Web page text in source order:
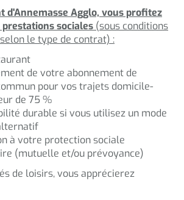
d'Annemasse Agglo, vous profitez
sociales (sous conditions
le type de contrat) :
de votre abonnement de
pour vos trajets domicile-
de 75 %
durable si vous utilisez un mode
à votre protection sociale
(mutuelle et/ou prévoyance)
de loisirs, vous apprécierez